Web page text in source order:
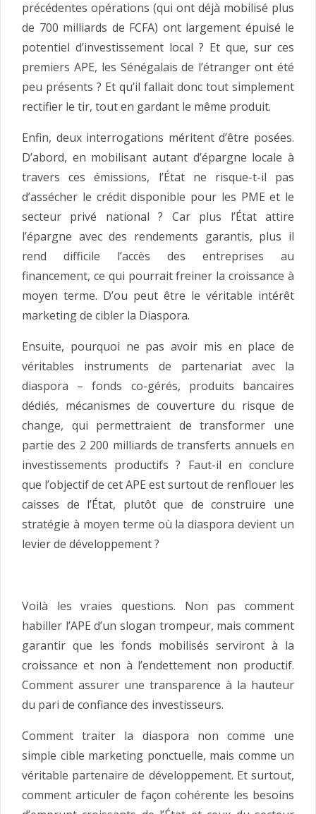
précédentes opérations (qui ont déjà mobilisé plus
de 700 milliards de FCFA) ont largement épuisé le
potentiel d’investissement local ? Et que, sur ces
premiers APE, les Sénégalais de l’étranger ont été
peu présents ? Et qu’il fallait donc tout simplement
rectifier le tir, tout en gardant le même produit.
Enfin, deux interrogations méritent d’être posées.
D’abord, en mobilisant autant d’épargne locale à
travers ces émissions, l’État ne risque-t-il pas
d’assécher le crédit disponible pour les PME et le
secteur privé national ? Car plus l’État attire
l’épargne avec des rendements garantis, plus il
rend difficile l’accès des entreprises au
financement, ce qui pourrait freiner la croissance à
moyen terme. D’ou peut être le véritable intérêt
marketing de cibler la Diaspora.
Ensuite, pourquoi ne pas avoir mis en place de
véritables instruments de partenariat avec la
diaspora – fonds co-gérés, produits bancaires
dédiés, mécanismes de couverture du risque de
change, qui permettraient de transformer une
partie des 2 200 milliards de transferts annuels en
investissements productifs ? Faut-il en conclure
que l’objectif de cet APE est surtout de renflouer les
caisses de l’État, plutôt que de construire une
stratégie à moyen terme où la diaspora devient un
levier de développement ?
Voilà les vraies questions. Non pas comment
habiller l’APE d’un slogan trompeur, mais comment
garantir que les fonds mobilisés serviront à la
croissance et non à l’endettement non productif.
Comment assurer une transparence à la hauteur
du pari de confiance des investisseurs.
Comment traiter la diaspora non comme une
simple cible marketing ponctuelle, mais comme un
véritable partenaire de développement. Et surtout,
comment articuler de façon cohérente les besoins